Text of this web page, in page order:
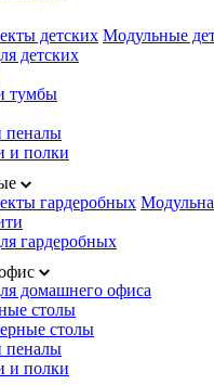
детских Модульные
детских
тумбы
и полки
гардеробных
гардеробных
домашнего офиса
столы
столы
и полки